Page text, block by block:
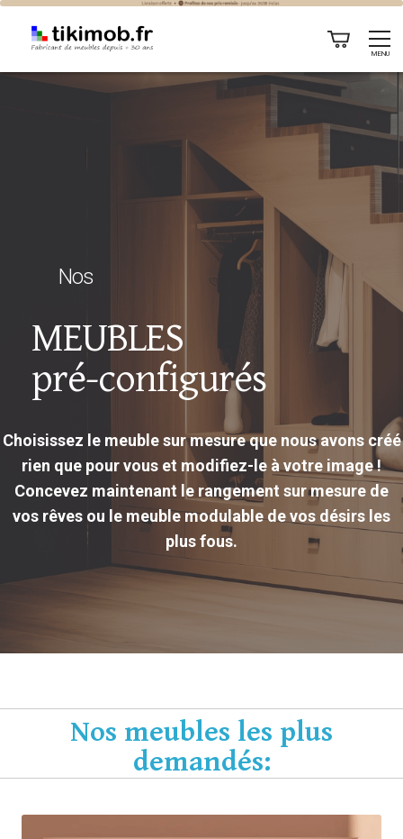
MENU
Meubles preconfigures sur mesure
Nos
MEUBLES
pré-configurés
Choisissez le meuble sur mesure que nous avons créé
rien que pour vous et modifiez-le à votre image !
Concevez maintenant le rangement sur mesure de
vos rêves ou le meuble modulable de vos désirs les
plus fous.
Nos meubles les plus
demandés: